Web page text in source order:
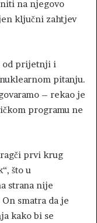
na njegovo
ključni zahtjev
od prijetnji i
pitanju.
– rekao je
programu ne
prvi krug
što u
strana nije
smatra da je
kako bi se